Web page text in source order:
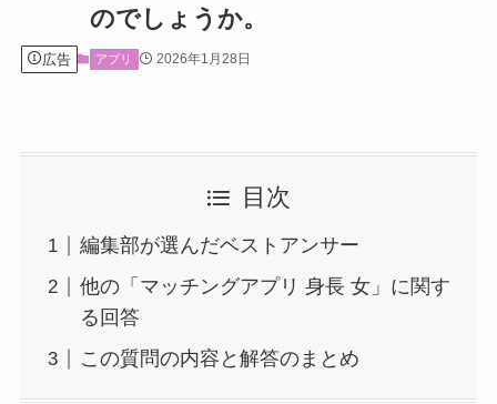
のでしょうか。
広告 アプリ 2026年1月28日
目次
編集部が選んだベストアンサー
他の「マッチングアプリ 身長 女」に関す
る回答
この質問の内容と解答のまとめ